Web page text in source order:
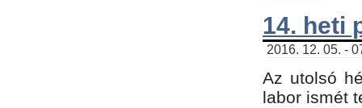
14. heti
2016. 12. 05. -
Az utolsó
labor ismét